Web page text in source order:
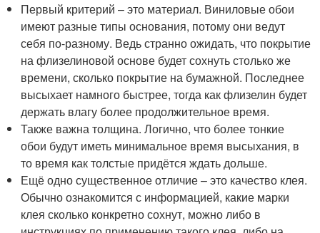
Первый критерий – это материал. Виниловые обои
имеют разные типы основания, потому они ведут
себя по-разному. Ведь странно ожидать, что покрытие
на флизелиновой основе будет сохнуть столько же
времени, сколько покрытие на бумажной. Последнее
высыхает намного быстрее, тогда как флизелин будет
держать влагу более продолжительное время.
Также важна толщина. Логично, что более тонкие
обои будут иметь минимальное время высыхания, в
то время как толстые придётся ждать дольше.
Ещё одно существенное отличие – это качество клея.
Обычно ознакомится с информацией, какие марки
клея сколько конкретно сохнут, можно либо в